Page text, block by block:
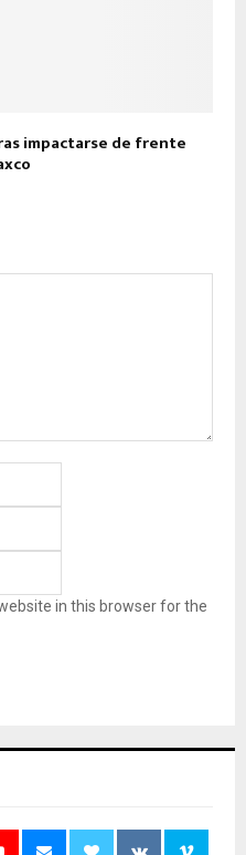
impactarse de frente
in this browser for the